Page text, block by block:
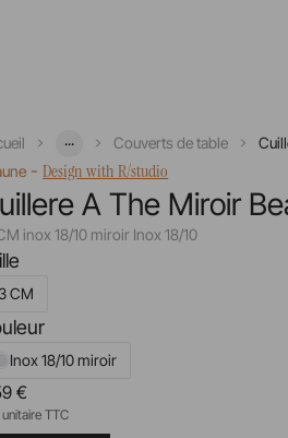
... Couverts de table
-Design with R/studio
A The Miroir
inox 18/10 miroir Inox 18/10
CM
Inox 18/10 miroir
€
unitaire TTC